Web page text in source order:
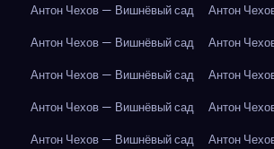
Антон Чехов — Вишнёвый сад
Антон
Антон Чехов — Вишнёвый сад
Антон
Антон Чехов — Вишнёвый сад
Антон
Антон Чехов — Вишнёвый сад
Антон
Антон Чехов — Вишнёвый сад
Антон